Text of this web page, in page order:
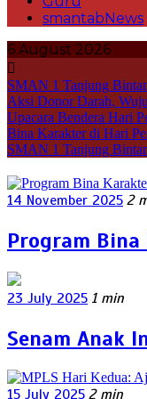
smantabNews
6 August 2026
SMAN 1 Tanjung
Aksi Donor Darah,
Upacara Bendera Hari
Bina Karakter di Hari
SMAN 1 Tanjung
14 November 2025 2
Program
23 July 2025 1 min
Senam Anak
15 July 2025 2 min